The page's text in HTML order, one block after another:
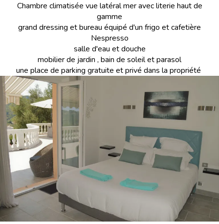
Chambre climatisée vue latéral mer avec literie haut de
gamme
grand dressing et bureau équipé d'un frigo et cafetière
Nespresso
salle d'eau et douche
mobilier de jardin , bain de soleil et parasol
une place de parking gratuite et privé dans la propriété